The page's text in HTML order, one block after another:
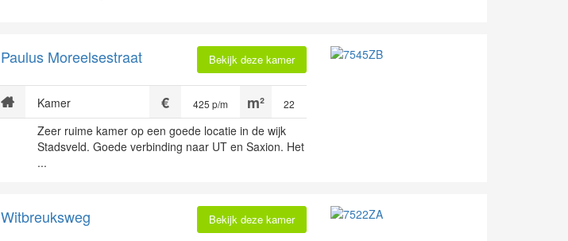
Paulus Moreelsestraat Bekijk deze kamer
Kamer 22
425 p/m
Zeer ruime kamer op een goede locatie in de wijk
Stadsveld. Goede verbinding naar UT en Saxion. Het
...
Witbreuksweg Bekijk deze kamer